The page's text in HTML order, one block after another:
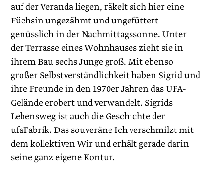
auf der Veranda liegen, räkelt sich hier eine
Füchsin ungezähmt und ungefüttert
genüsslich in der Nachmittagssonne. Unter
der Terrasse eines Wohnhauses zieht sie in
ihrem Bau sechs Junge groß. Mit ebenso
großer Selbstverständlichkeit ­haben Sigrid und
ihre Freunde in den 1970er Jahren das UFA-
Gelände erobert und verwandelt. Sigrids
Lebensweg ist auch die Geschichte der
ufaFabrik. Das souveräne Ich verschmilzt mit
dem kollektiven Wir und erhält gerade darin
seine ganz eigene Kontur.